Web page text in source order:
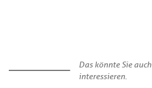
Das könnte Sie auch
interessieren.